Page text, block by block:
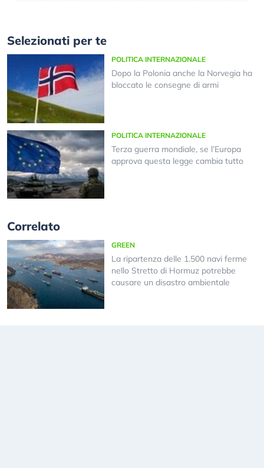
Selezionati per te
POLITICA INTERNAZIONALE
Dopo la Polonia anche la Norvegia ha
bloccato le consegne di armi
POLITICA INTERNAZIONALE
Terza guerra mondiale, se l’Europa
approva questa legge cambia tutto
Correlato
GREEN
La ripartenza delle 1.500 navi ferme
nello Stretto di Hormuz potrebbe
causare un disastro ambientale